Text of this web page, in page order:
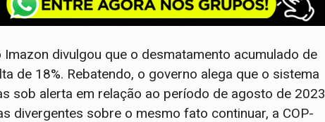
divulgou que o desmatamento acumulado de
de 18%. Rebatendo, o governo alega que o sistema
sob alerta em relação ao período de agosto de 2023
divergentes sobre o mesmo fato continuar, a COP-